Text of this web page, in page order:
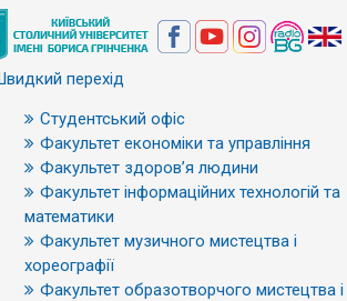
перехід
Студентський офіс
Факультет економіки та управління
Факультет здоров’я людини
Факультет інформаційних технологій та
математики
Факультет музичного мистецтва і
хореографії
Факультет образотворчого мистецтва і